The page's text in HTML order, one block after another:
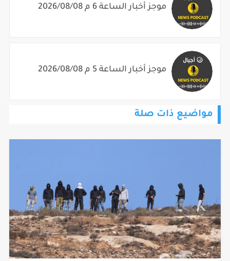
موجز أخبار الساعة 6 م 2026/08/08
موجز أخبار الساعة 5 م 2026/08/08
مواضيع ذات صلة